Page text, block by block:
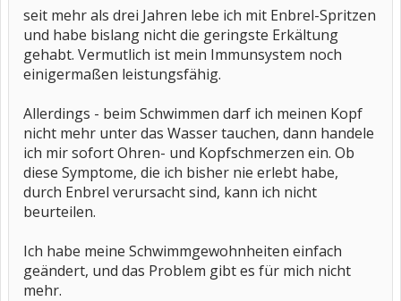
seit mehr als drei Jahren lebe ich mit Enbrel-Spritzen
und habe bislang nicht die geringste Erkältung
gehabt. Vermutlich ist mein Immunsystem noch
einigermaßen leistungsfähig.
Allerdings - beim Schwimmen darf ich meinen Kopf
nicht mehr unter das Wasser tauchen, dann handele
ich mir sofort Ohren- und Kopfschmerzen ein. Ob
diese Symptome, die ich bisher nie erlebt habe,
durch Enbrel verursacht sind, kann ich nicht
beurteilen.
Ich habe meine Schwimmgewohnheiten einfach
geändert, und das Problem gibt es für mich nicht
mehr.